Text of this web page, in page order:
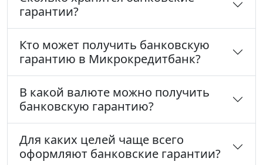
гарантии?
Кто может получить банковскую
гарантию в Микрокредитбанк?
В какой валюте можно получить
банковскую гарантию?
Для каких целей чаще всего
оформляют банковские гарантии?